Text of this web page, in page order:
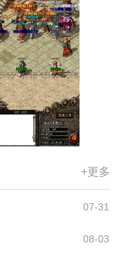
+更多
07-31
08-03